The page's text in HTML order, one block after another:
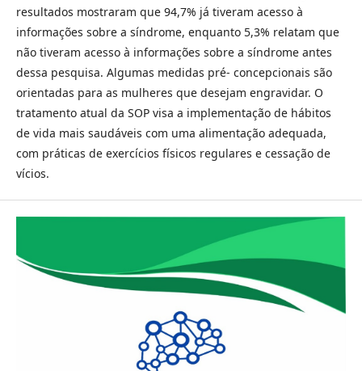
resultados mostraram que 94,7% já tiveram acesso à
informações sobre a síndrome, enquanto 5,3% relatam que
não tiveram acesso à informações sobre a síndrome antes
dessa pesquisa. Algumas medidas pré- concepcionais são
orientadas para as mulheres que desejam engravidar. O
tratamento atual da SOP visa a implementação de hábitos
de vida mais saudáveis com uma alimentação adequada,
com práticas de exercícios físicos regulares e cessação de
vícios.